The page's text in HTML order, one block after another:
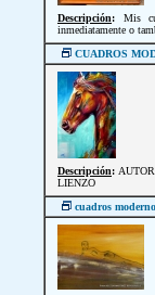
Descripción: Mis
inmediatamente o
CUADROS
Descripción:
LIENZO
cuadros